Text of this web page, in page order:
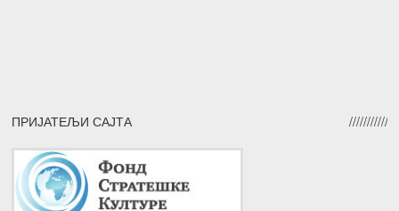
ПРИЈАТЕЉИ САЈТА